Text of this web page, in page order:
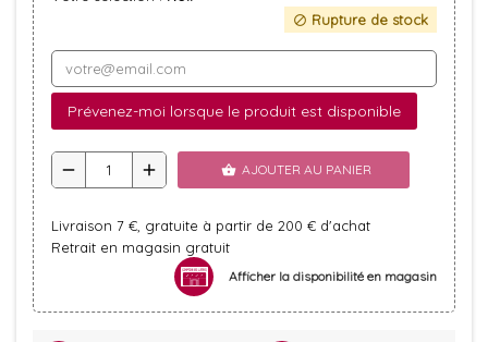
block Rupture de stock
Prévenez-moi lorsque le produit est disponible
remove add shopping_basket AJOUTER AU PANIER
Livraison 7 €, gratuite à partir de 200 € d'achat
Retrait en magasin gratuit
Afficher la disponibilité en magasin